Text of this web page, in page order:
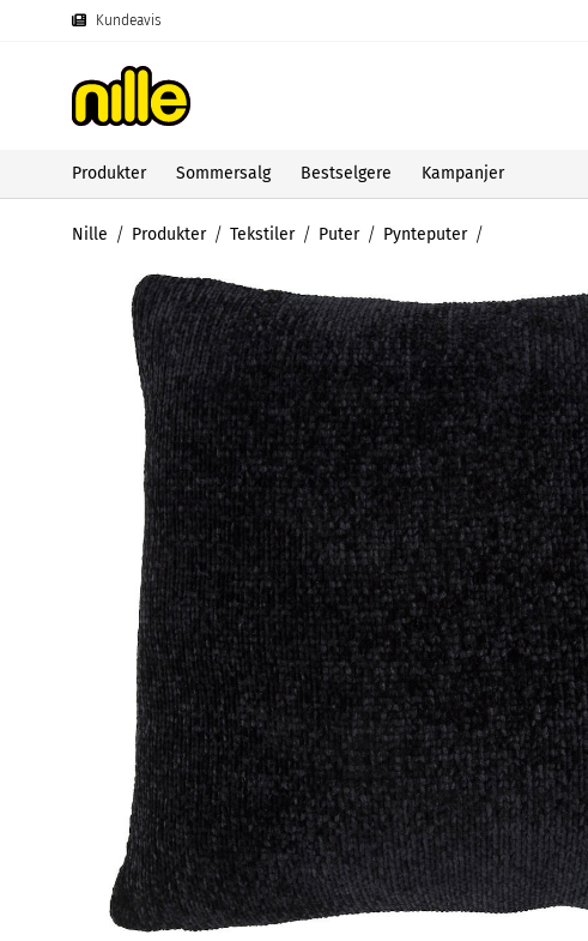
Kundeavis
Produkter Sommersalg Bestselgere Kampanjer
Nille Produkter Tekstiler Puter Pynteputer